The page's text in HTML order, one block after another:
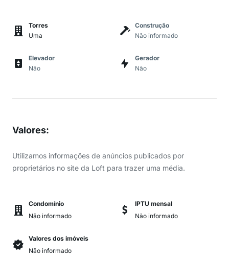
Torres
Uma
Construção
Não informado
Elevador
Não
Gerador
Não
Valores:
Utilizamos informações de anúncios publicados por
proprietários no site da Loft para trazer uma média.
Condomínio
Não informado
IPTU mensal
Não informado
Valores dos imóveis
Não informado